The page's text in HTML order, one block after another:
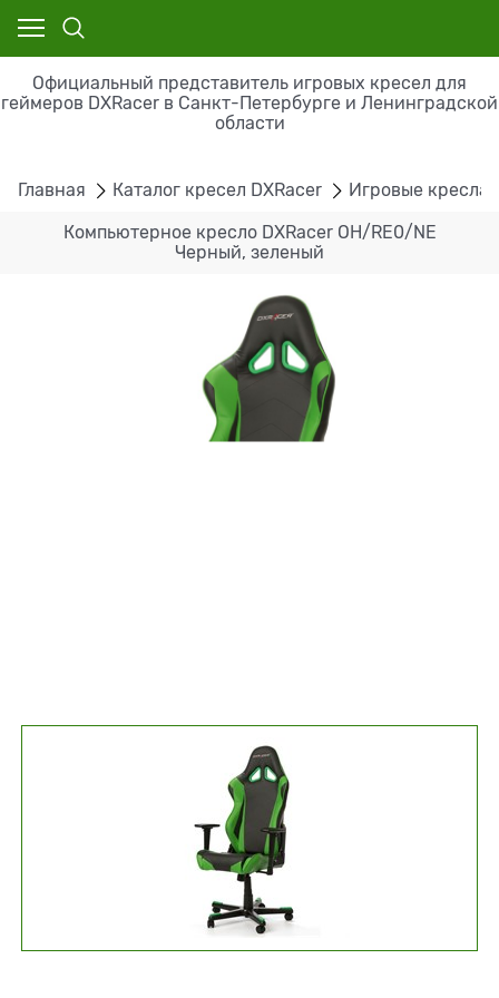
Официальный представитель игровых кресел для
геймеров DXRacer в Санкт-Петербурге и Ленинградской
области
Главная Каталог кресел DXRacer Игровые кресла
Компьютерное кресло DXRacer OH/RE0/NE
Черный, зеленый